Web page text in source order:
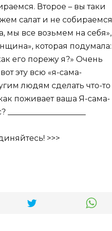
Второе – вы таки
салат и не
мы все возьмем на себя»,
которая подумала:
его порежу я?» Очень
эту всю «я-сама-
людям сделать что-то
поживает ваша Я-сама-
>>>